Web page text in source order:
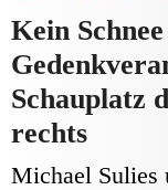
Kein
Schauplatz
rechts
Michael Sulies